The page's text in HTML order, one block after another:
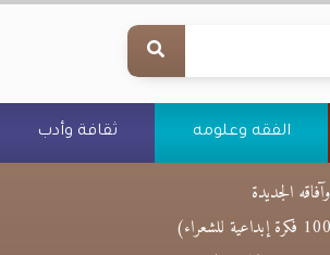
الفقه وعلومه ثقافة وأدب
الجديدة